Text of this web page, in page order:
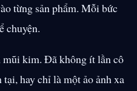
từng sản phẩm. Mỗi bức
chuyện.
mũi kim. Đã không ít lần cô
hay chỉ là một ảo ảnh xa